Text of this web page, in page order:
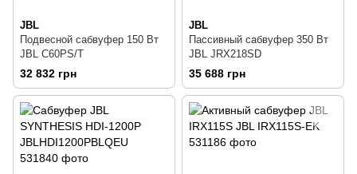
JBL
Подвесной сабвуфер 150 Вт
JBL C60PS/T
32 832 грн
JBL
Пассивный сабвуфер 350 Вт
JBL JRX218SD
35 688 грн